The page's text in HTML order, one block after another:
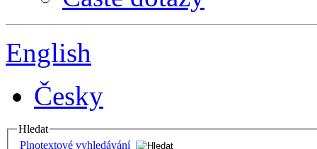
English
Česky
Hledat
Plnotextové vyhledávání